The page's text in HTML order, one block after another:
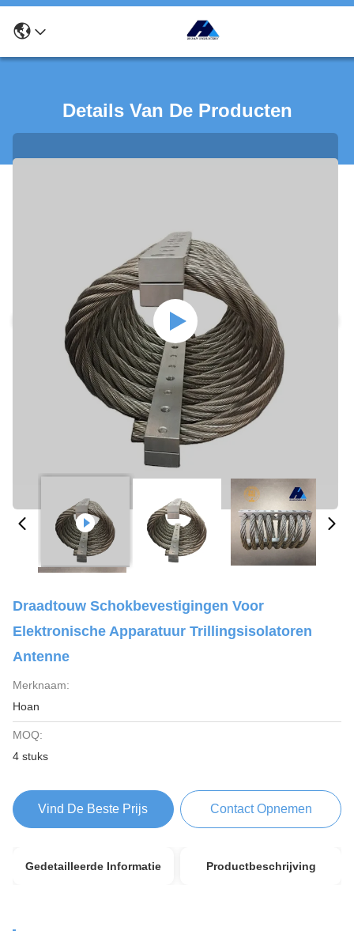
Details Van De Producten
Draadtouw Schokbevestigingen Voor
Elektronische Apparatuur Trillingsisolatoren
Antenne
Merknaam:
Hoan
MOQ:
4 stuks
Vind De Beste Prijs Contact Opnemen
Gedetailleerde Informatie Productbeschrijving